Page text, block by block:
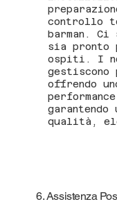
controllo
barman.
sia pronto
ospiti. I
offrendo
qualità,
6. Assistenza